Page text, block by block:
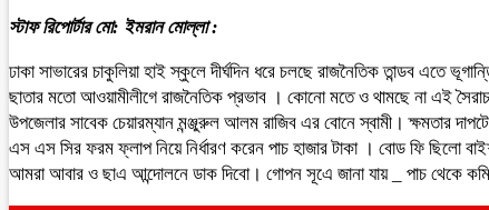
স্টাফ রিপোর্টার মো: ইমরান মোল্লা :
ঢাকা সাভারের চাকুলিয়া হাই স্কুলে দীর্ঘদিন ধরে চলছে রাজনৈতিক তান্ডব এতে
ছাতার মতো আওয়ামীলীগে রাজনৈতিক প্রভাব । কোনো মতে ও থামছে না এই
উপজেলার সাবেক চেয়ারম্যান মন্ঞ্জুরুল আলম রাজিব এর বোনে স্বামী। ক্ষমতার
এস এস সির ফরম ফ্লাপ নিয়ে নির্ধারণ করেন পাচ হাজার টাকা । বোড ফি ছিলো
আমরা আবার ও ছাএ আন্দোলনে ডাক দিবো। গোপন সূএে জানা যায় _ পাচ থেকে